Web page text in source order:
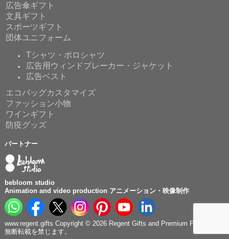
広告傘ギフト
文具ギフト
スポーツギフト
団体ユニフォーム
Tシャツ・ポロシャツ
広告用ウィンドブレーカー・ジャケット
広告ベスト
エコバッグカスタマイズ
ファッション小物
ワインギフト
防疫グッズ
パートナー
bebloom studio
Animation and video production アニメーション・映像制作
www.regent.gifts Copyright © 2026 Regent Gifts and Premium Production.
無断転載を禁じます。